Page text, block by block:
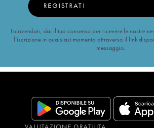
REGISTRATI
Iscrivendoti, dai il tuo consenso per ricevere le nostre
l’iscrizione in qualsiasi momento attraverso il link
messaggio.